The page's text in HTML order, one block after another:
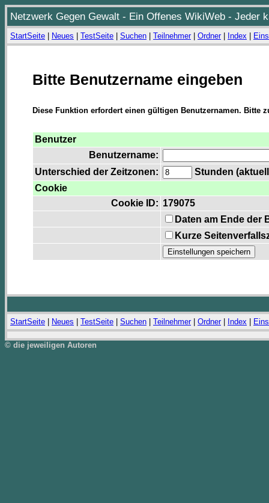
Netzwerk Gegen Gewalt - Ein Offenes WikiWeb - Jeder
StartSeite Neues TestSeite Suchen Teilnehmer| Ordner| Index
Bitte Benutzername eingeben
Diese Funktion erfordert einen gültigen Benutzernamen. Bitte
Benutzer
Benutzername:
Unterschied der Zeitzonen:
Stunden
Cookie
Cookie ID: 179075
Daten am Ende der
Kurze
StartSeite Neues TestSeite Suchen Teilnehmer| Ordner| Index
© die jeweiligen Autoren